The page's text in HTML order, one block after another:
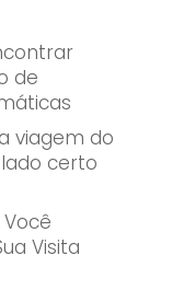
de
viagem do
certo
Visita